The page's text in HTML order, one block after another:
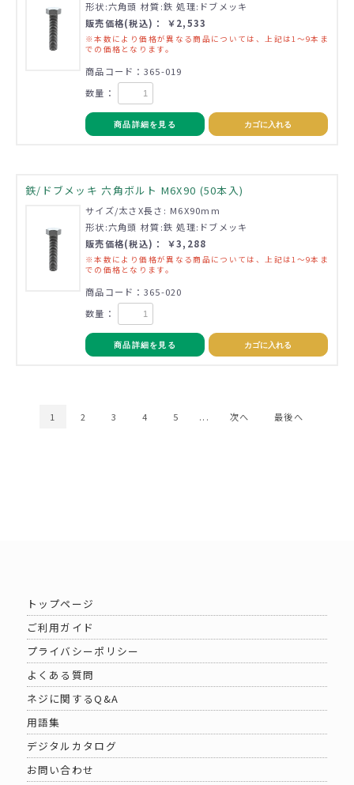
形状:六角頭 材質:鉄 処理:ドブメッキ
販売価格(税込)： ￥2,533
※本数により価格が異なる商品については、上記は1～9本ま
での価格となります。
商品コード：365-019
数量：
商品詳細を見る カゴに入れる
鉄/ドブメッキ 六角ボルト M6X90 (50本入)
サイズ/太さX長さ: M6X90mm
形状:六角頭 材質:鉄 処理:ドブメッキ
販売価格(税込)： ￥3,288
※本数により価格が異なる商品については、上記は1～9本ま
での価格となります。
商品コード：365-020
数量：
商品詳細を見る カゴに入れる
1 2 3 4 5 ... 次へ 最後へ
トップページ
ご利用ガイド
プライバシーポリシー
よくある質問
ネジに関するQ&A
用語集
デジタルカタログ
お問い合わせ